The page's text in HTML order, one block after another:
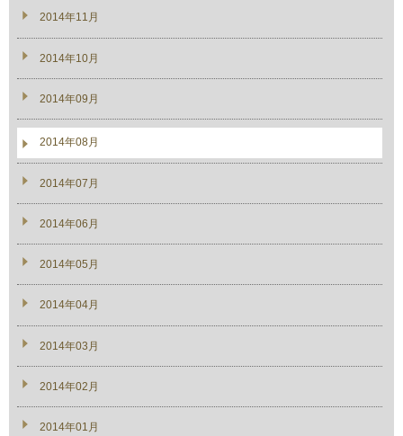
2014年11月
2014年10月
2014年09月
2014年08月
2014年07月
2014年06月
2014年05月
2014年04月
2014年03月
2014年02月
2014年01月